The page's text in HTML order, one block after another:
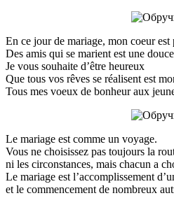
En ce jour de mariage, mon coeur
Des amis qui se marient est une
Je vous souhaite d’être heureux
Que tous vos rêves se réalisent est
Tous mes voeux de bonheur aux
Le mariage est comme un voyage.
Vous ne choisissez pas toujours la
ni les circonstances, mais chacun a
Le mariage est l’accomplissement
et le commencement de nombreux